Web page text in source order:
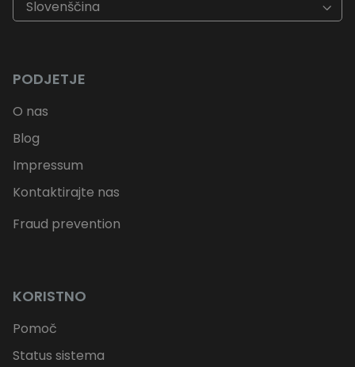
Slovenščina
PODJETJE
O nas
Blog
Impressum
Kontaktirajte nas
Fraud prevention
KORISTNO
Pomoč
Status sistema